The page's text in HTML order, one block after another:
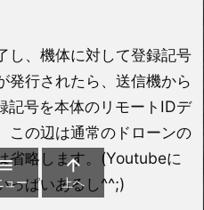
、機体に対して登録記号
発行されたら、送信機から
記号を本体のリモートIDデ
この辺は通常のドローンの
省略します。(Youtubeに
っぱいあるし^^;)
ュー

上へ